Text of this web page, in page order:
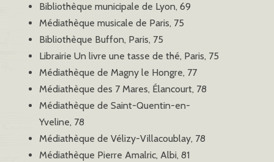
Bibliothèque municipale de Lyon, 69
Médiathèque musicale de Paris, 75
Bibliothèque Buffon, Paris, 75
Librairie Un livre une tasse de thé, Paris, 75
Médiathèque de Magny le Hongre, 77
Médiathèque des 7 Mares, Élancourt, 78
Médiathèque de Saint-Quentin-en-
Yveline, 78
Médiathèque de Vélizy-Villacoublay, 78
Médiathèque Pierre Amalric, Albi, 81